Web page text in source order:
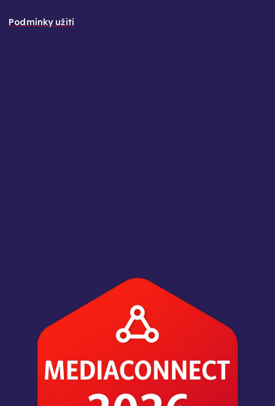
Podmínky užití